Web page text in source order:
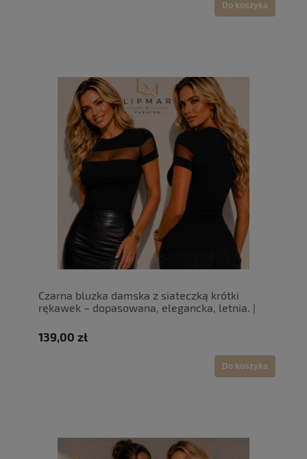
Do koszyka
Czarna bluzka damska z siateczką krótki
rękawek – dopasowana, elegancka, letnia. |
139,00 zł
Do koszyka